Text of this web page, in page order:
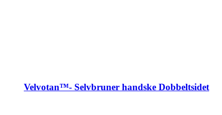
Velvotan™- Selvbruner handske Dobbeltsidet